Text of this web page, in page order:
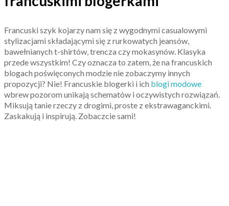
Francuski szyk kojarzy nam się z wygodnymi casualowymi
stylizacjami składającymi się z rurkowatych jeansów,
bawełnianych t-shirtów, trencza czy mokasynów. Klasyka
przede wszystkim! Czy oznacza to zatem, że na francuskich
blogach poświęconych modzie nie zobaczymy innych
propozycji? Nie! Francuskie blogerki i ich blogi modowe
wbrew pozorom unikają schematów i oczywistych rozwiązań.
Miksują tanie rzeczy z drogimi, proste z ekstrawaganckimi.
Zaskakują i inspirują. Zobaczcie sami!